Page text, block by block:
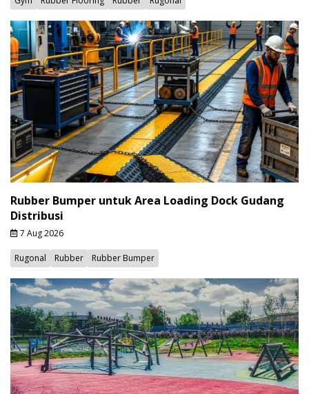
Rubber Bumper untuk Area Loading Dock Gudang
Distribusi
7 Aug 2026
Rugonal Rubber Rubber Bumper